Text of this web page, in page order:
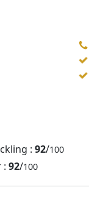
: 92/100
: 92/100